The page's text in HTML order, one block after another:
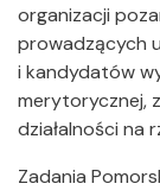
organizacji
prowadzących
i kandydatów
merytorycznej,
działalności na
Zadania